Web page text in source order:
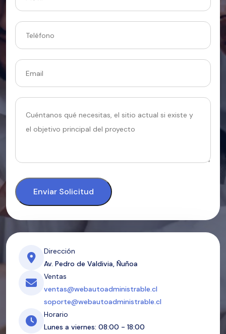
Enviar Solicitud
Dirección
Av. Pedro de Valdivia, Ñuñoa
Ventas
ventas@webautoadministrable.cl
soporte@webautoadministrable.cl
Horario
Lunes a viernes: 08:00 - 18:00